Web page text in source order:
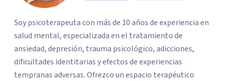
Soy psicoterapeuta con más de 10 años de experiencia en
salud mental, especializada en el tratamiento de
ansiedad, depresión, trauma psicológico, adicciones,
dificultades identitarias y efectos de experiencias
tempranas adversas. Ofrezco un espacio terapéutico